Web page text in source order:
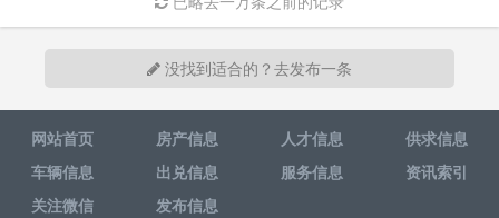
没找到适合的？去发布一条
网站首页 房产信息 人才信息
供求信息
车辆信息
出兑信息 服务信息
资讯索引
关注微信
发布信息